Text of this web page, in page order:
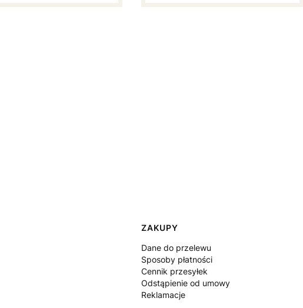
ZAKUPY
Dane do przelewu
Sposoby płatności
Cennik przesyłek
Odstąpienie od umowy
Reklamacje